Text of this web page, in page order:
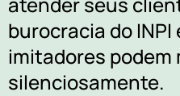
burocracia do INPI
imitadores
silenciosamente.